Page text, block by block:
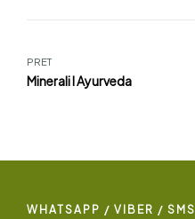
PRET
Minerali I Ayurveda
WHATSAPP / VIBER / SMS